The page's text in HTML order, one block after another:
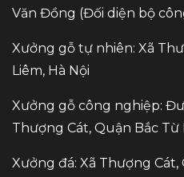
Văn Đồng (Đối diện bộ
Xưởng gỗ tự nhiên: Xã
Liêm, Hà Nội
Xưởng gỗ công nghiệp:
Thượng Cát, Quận Bắc Từ
Xưởng đá: Xã Thượng Cát,